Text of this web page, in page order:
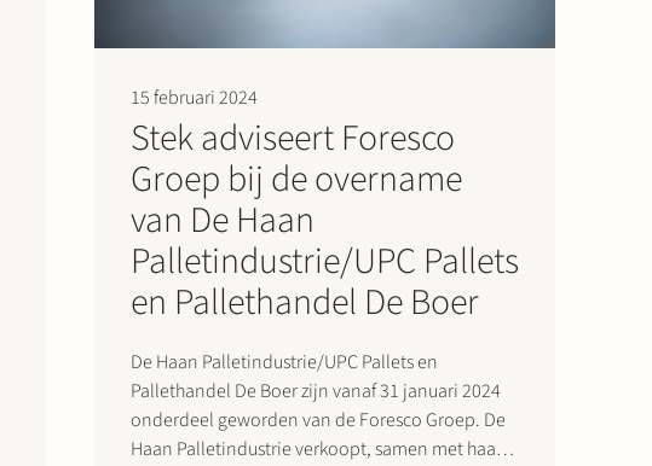
15 februari 2024
Stek adviseert Foresco
Groep bij de overname
van De Haan
Palletindustrie/UPC Pallets
en Pallethandel De Boer
De Haan Palletindustrie/UPC Pallets en
Pallethandel De Boer zijn vanaf 31 januari 2024
onderdeel geworden van de Foresco Groep. De
Haan Palletindustrie verkoopt, samen met haar